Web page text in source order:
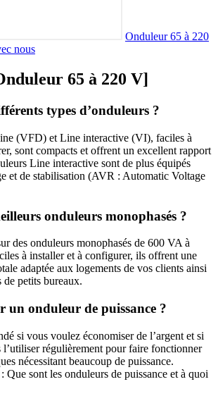
Onduleur 65 à 220
nous
65 à 220 V]
types d’onduleurs ?
(VFD) et Line interactive (VI), faciles à
sont compacts et offrent un excellent rapport
Line interactive sont de plus équipés
et de stabilisation (AVR : Automatic Voltage
onduleurs monophasés ?
des onduleurs monophasés de 600 VA à
à installer et à configurer, ils offrent une
adaptée aux logements de vos clients ainsi
de petits bureaux.
un onduleur de puissance ?
si vous voulez économiser de l’argent et si
l’utiliser régulièrement pour faire fonctionner
nécessitant beaucoup de puissance.
Que sont les onduleurs de puissance et à quoi